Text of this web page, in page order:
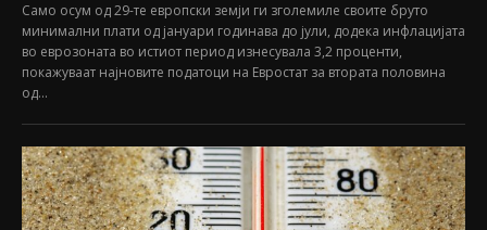
Само осум од 29-те европски земји ги зголемиле своите бруто
минимални плати од јануари годинава до јули, додека инфлацијата
во еврозоната во истиот период изнесувала 3,2 проценти,
покажуваат најновите податоци на Евростат за втората половина
од...